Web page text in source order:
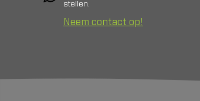
stellen.
Neem contact op!